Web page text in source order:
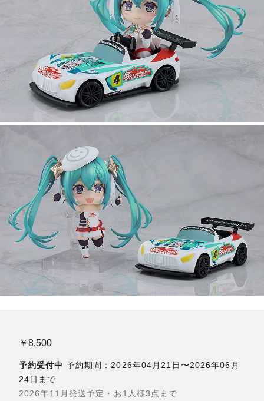
￥8,500
予約受付中 予約期間：2026年04月21日〜2026年06月
24日まで
2026年11月発送予定・お1人様3点まで